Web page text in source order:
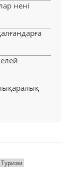
нені
Туризм